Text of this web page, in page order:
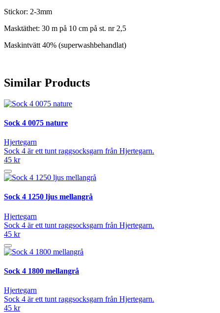
Stickor: 2-3mm
Masktäthet: 30 m på 10 cm på st. nr 2,5
Maskintvätt 40% (superwashbehandlat)
Similar Products
Sock 4 0075 nature
Hjertegarn
Sock 4 är ett tunt raggsocksgarn från Hjertegarn.
45 kr
Sock 4 1250 ljus mellangrå
Hjertegarn
Sock 4 är ett tunt raggsocksgarn från Hjertegarn.
45 kr
Sock 4 1800 mellangrå
Hjertegarn
Sock 4 är ett tunt raggsocksgarn från Hjertegarn.
45 kr